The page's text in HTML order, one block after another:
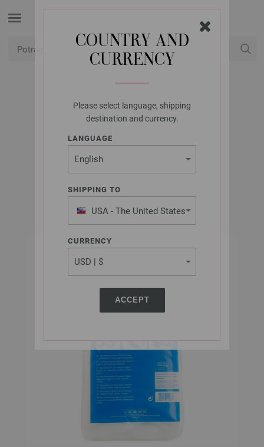
COUNTRY AND
CURRENCY
Please select language, shipping
destination and currency.
LANGUAGE
SHIPPING TO
USA - The United States
of America
CURRENCY
ACCEPT
PRYM
VATA ZA PUNJENJE
968210/250G